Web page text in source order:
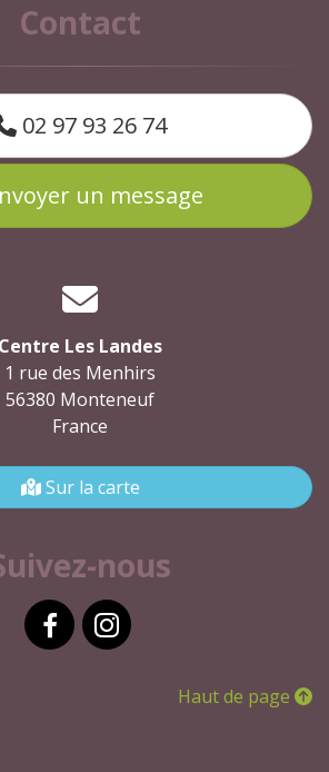
Contact
02 97 93 26 74
un message
Centre Les Landes
1 rue des Menhirs
56380 Monteneuf
France
Sur la carte
nous
Haut de page